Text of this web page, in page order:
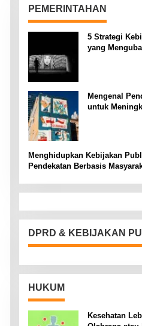
PEMERINTAHAN
5 Strategi
yang
Mengenal
untuk
Menghidupkan Kebijakan
Pendekatan Berbasis
DPRD & KEBIJAKAN
HUKUM
Kesehatan